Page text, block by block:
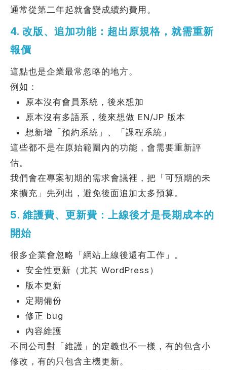
通常從第二年起就會變成續約費用。
4. 改版、追加功能：超出原規格，就需重新
報價
這點也是企業最常忽略的地方。
例如：
原本沒有會員系統，後來想加
原本沒有多語系，後來想做 EN/JP 版本
想新增「預約系統」、「課程系統」
這些都不是在原始範圍內的功能，會需要重新評
估。
我們會在專案初期的需求會議裡，把「可預期的未
來擴充」先列出，避免後面追加太多預算。
5. 維護費、更新費：上線後才是長期成本的
開始
很多企業會忽略「網站上線後還有工作」。
安全性更新（尤其 WordPress）
版本更新
定期備份
修正 bug
內容維護
不同公司對「維護」的定義也不一樣，有的包含小
修改，有的只包含主機更新。